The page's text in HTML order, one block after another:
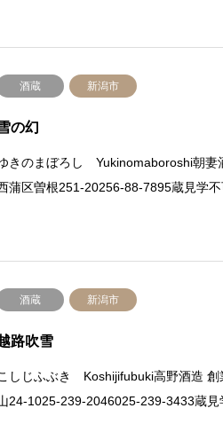
酒蔵 新潟市
の幻
きのまぼろし Yukinomaboroshi朝妻
蒲区曽根251-20256-88-7895蔵見学
酒蔵 新潟市
路吹雪
しじふぶき Koshijifubuki高野酒造 創
24-1025-239-2046025-239-3433蔵見